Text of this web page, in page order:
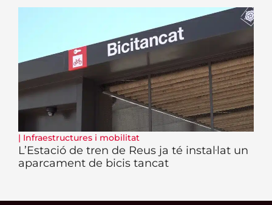
| Infraestructures i mobilitat
L’Estació de tren de Reus ja té instal·lat un
aparcament de bicis tancat